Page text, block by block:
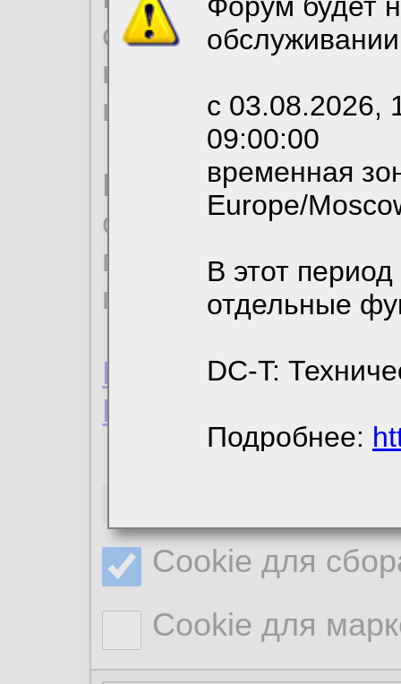
с 03.08.2026,
09:00:00
временная
Europe/
В этот
отдельные
DC-T:
Подробнее:
согласие на
необходимых для
вы можете
По
ознакомиться с
пользовательским
Пользовательское
Политика
Cookie для
Cookie для